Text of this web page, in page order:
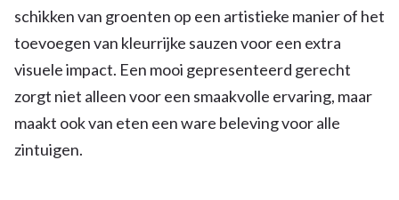
schikken van groenten op een artistieke manier of het
toevoegen van kleurrijke sauzen voor een extra
visuele impact. Een mooi gepresenteerd gerecht
zorgt niet alleen voor een smaakvolle ervaring, maar
maakt ook van eten een ware beleving voor alle
zintuigen.